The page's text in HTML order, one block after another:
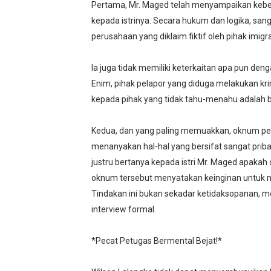
Pertama, Mr. Maged telah menyampaikan
kepada istrinya. Secara hukum dan logika,
perusahaan yang diklaim fiktif oleh pihak
Ia juga tidak memiliki keterkaitan apa pun
Enim, pihak pelapor yang diduga melakukan
kepada pihak yang tidak tahu-menahu adalah
Kedua, dan yang paling memuakkan, oknum
menanyakan hal-hal yang bersifat sangat
justru bertanya kepada istri Mr. Maged
oknum tersebut menyatakan keinginan untuk
Tindakan ini bukan sekadar ketidaksopanan,
interview formal.
*Pecat Petugas Bermental Bejat!*